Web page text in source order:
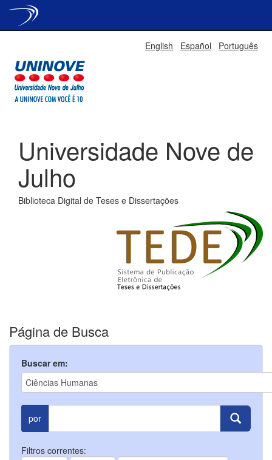
English Español Português
Universidade Nove de
Julho
Biblioteca Digital de Teses e Dissertações
Página de Busca
Buscar em:
por
Filtros correntes: